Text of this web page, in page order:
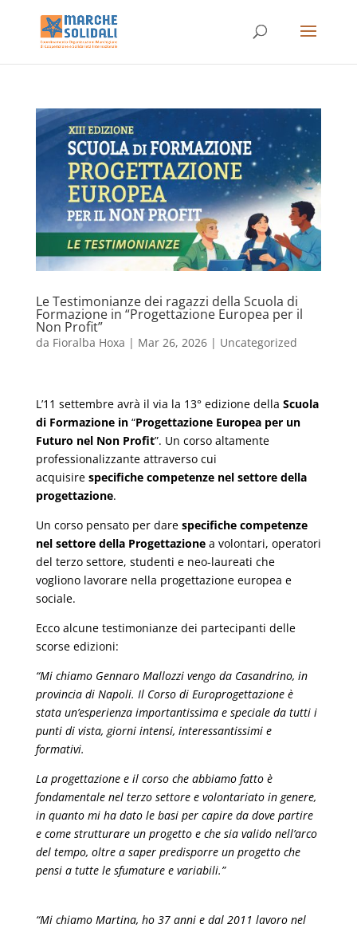
Le Testimonianze dei ragazzi della Scuola di
Formazione in “Progettazione Europea per il
Non Profit”
da Fioralba Hoxa | Mar 26, 2026| Uncategorized
L’11 settembre avrà il via la 13° edizione della Scuola
di Formazione in“Progettazione Europea per un
Futuro nel Non Profit”. Un corso altamente
professionalizzante attraverso cui
acquisire specifiche competenze nel settore della
progettazione.
Un corso pensato per dare specifiche competenze
nel settore della Progettazione a volontari, operatori
del terzo settore, studenti e neo-laureati che
vogliono lavorare nella progettazione europea e
sociale.
Ecco alcune testimonianze dei partecipanti delle
scorse edizioni:
“Mi chiamo Gennaro Mallozzi vengo da Casandrino, in
provincia di Napoli. Il Corso di Europrogettazione è
stata un’esperienza importantissima e speciale da tutti i
punti di vista, giorni intensi, interessantissimi e
formativi.
La progettazione e il corso che abbiamo fatto è
fondamentale nel terzo settore e volontariato in genere,
in quanto mi ha dato le basi per capire da dove partire
e come strutturare un progetto e che sia valido nell’arco
del tempo, oltre a saper predisporre un progetto che
pensi a tutte le sfumature e variabili.”
“Mi chiamo Martina, ho 37 anni e dal 2011 lavoro nel